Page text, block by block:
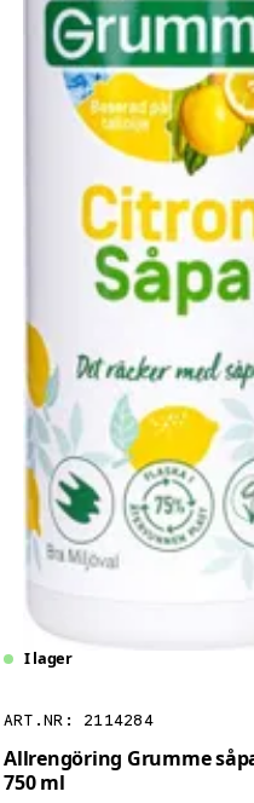
I lager
2114284
Allrengöring Grumme
750 ml